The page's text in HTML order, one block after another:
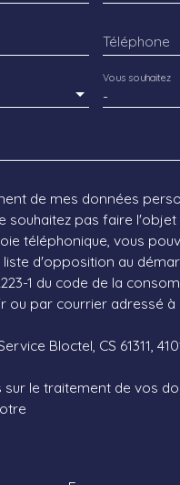
Téléphone
-
Vous souhaitez
de mes données
souhaitez pas faire
téléphonique, vous
d'opposition au
1 du code de la
ou par courrier adressé à :
Bloctel, CS 61311,
sur le traitement de vos